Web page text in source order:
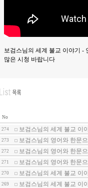
보검스님의 세계 불교 이야기 -
많은 시청 바랍니다
No
274 보검스님의 세계 불교 이
273 보검스님의 영어와 한문
272 보검스님의 영어와 한문
271 보검스님의 영어와 한문
270 보검스님의 세계 불교 이
269 보검스님의 세계 불교 이